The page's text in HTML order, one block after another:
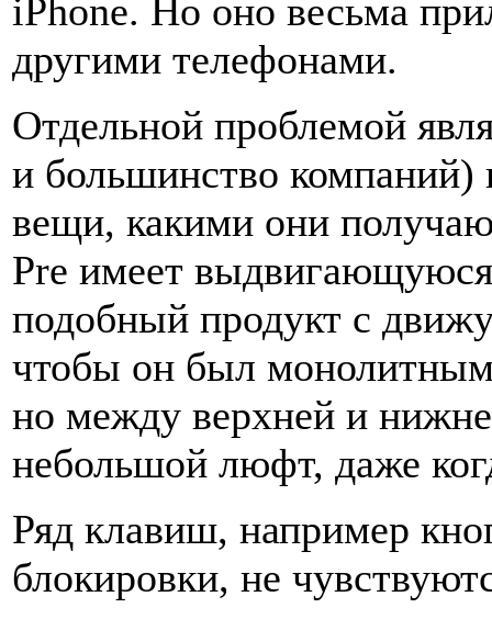
iPhone. Но оно весьма
другими телефонами.
Отдельной проблемой
и большинство компаний)
вещи, какими они
Pre имеет выдвигающуюся
подобный продукт с
чтобы он был
но между верхней и
небольшой люфт, даже
Ряд клавиш, например
блокировки, не